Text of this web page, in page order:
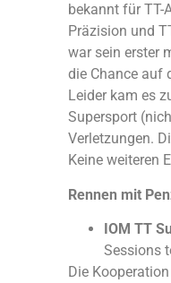
bekannt für
Präzision und
war sein erster
die Chance auf
Leider kam es
Supersport
Verletzungen.
Keine weiteren
Rennen mit
IOM TT
Sessions
Die